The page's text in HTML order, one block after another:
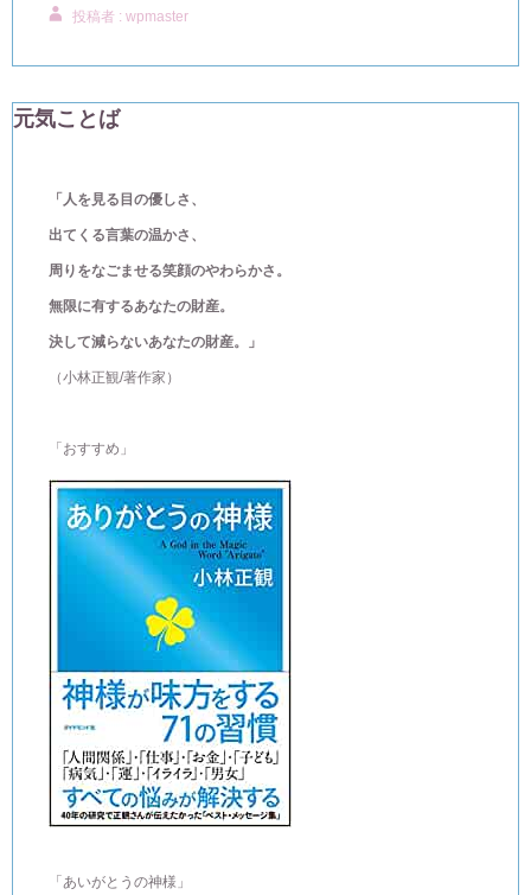
投稿者 : wpmaster
元気ことば
「人を見る目の優しさ、
出てくる言葉の温かさ、
周りをなごませる笑顔のやわらかさ。
無限に有するあなたの財産。
決して減らないあなたの財産。」
（小林正観/著作家）
「おすすめ」
「あいがとうの神様」